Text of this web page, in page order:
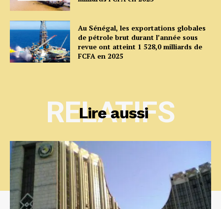
Au Sénégal, les exportations globales
de pétrole brut durant l’année sous
revue ont atteint 1 528,0 milliards de
FCFA en 2025
Lire aussi
RELATIFS